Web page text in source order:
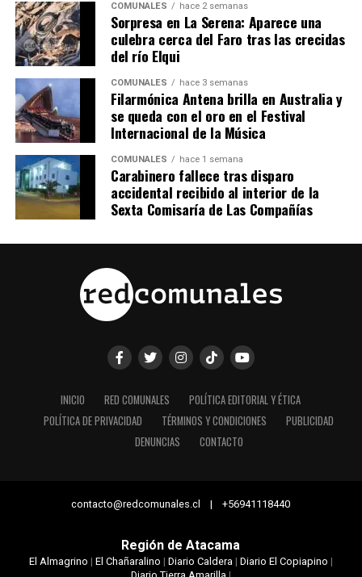
COMUNALES hace 2 semanas
Sorpresa en La Serena: Aparece una
culebra cerca del Faro tras las crecidas
del río Elqui
COMUNALES hace 3 semanas
Filarmónica Antena brilla en Australia y
se queda con el oro en el Festival
Internacional de la Música
COMUNALES hace 1 semana
Carabinero fallece tras disparo
accidental recibido al interior de la
Sexta Comisaría de Las Compañías
INICIO RED COMUNALES
POLÍTICA EDITORIAL Y ÉTICA
POLÍTICA DE PRIVACIDAD
TÉRMINOS Y CONDICIONES
PUBLICIDAD
DENUNCIAS
CONTACTO
contacto@redcomunales.cl | +56941118440
Región de Atacama
El Almagrino | El Chañaralino | Diario Caldera| Diario El Copiapino |